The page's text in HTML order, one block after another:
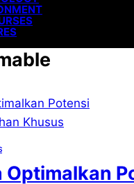
Optimalkan